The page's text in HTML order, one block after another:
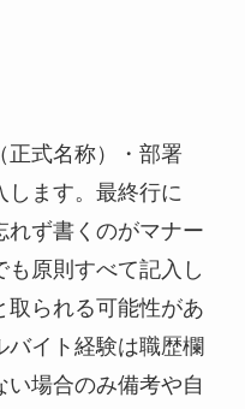
正式名称）・部署
します。最終行に
れず書くのがマナー
原則すべて記入し
取られる可能性があ
バイト経験は職歴欄
場合のみ備考や自